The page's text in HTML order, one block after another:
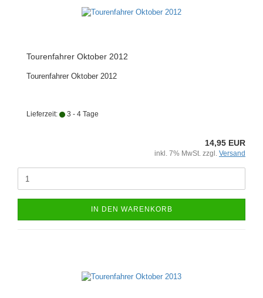
Tourenfahrer Oktober 2012
Tourenfahrer Oktober 2012
Lieferzeit: 3 - 4 Tage
14,95 EUR
inkl. 7% MwSt. zzgl. Versand
IN DEN WARENKORB